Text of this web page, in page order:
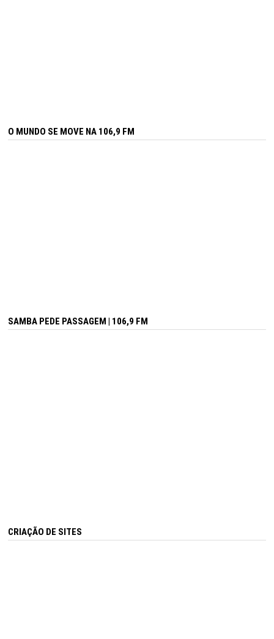
O MUNDO SE MOVE NA 106,9 FM
SAMBA PEDE PASSAGEM | 106,9 FM
CRIAÇÃO DE SITES